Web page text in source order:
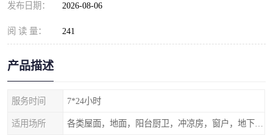
发布日期： 2026-08-06
阅 读 量： 241
产品描述
服务时间 7*24小时
适用场所